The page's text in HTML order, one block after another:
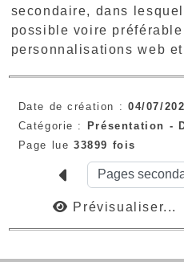
secondaire, dans
possible voire
personnalisations web
Date de création : 04/07/
Catégorie : Présentation -
Page lue 33899 fois
Prévisualiser...